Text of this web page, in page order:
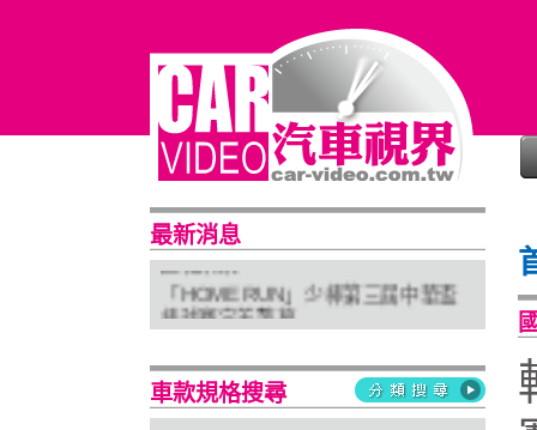
最新消息
普利司通穩馭前行 四大系列改款齊發
進化未來
「HOME RUN」少棒第三屆中華盃
棒球賽完美落幕
點台中亮相
Suzuki 新北土城旗艦店盛大開幕
Isuzu屏東2S新據點開幕 強化南台灣
車款規格搜尋